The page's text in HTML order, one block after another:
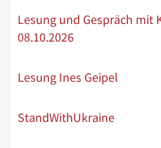
Lesung und Gespräch mit
08.10.2026
Lesung Ines Geipel
StandWithUkraine